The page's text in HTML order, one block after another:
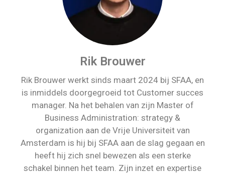
Rik Brouwer
Rik Brouwer werkt sinds maart 2024 bij SFAA, en
is inmiddels doorgegroeid tot Customer succes
manager. Na het behalen van zijn Master of
Business Administration: strategy &
organization aan de Vrije Universiteit van
Amsterdam is hij bij SFAA aan de slag gegaan en
heeft hij zich snel bewezen als een sterke
schakel binnen het team. Zijn inzet en expertise